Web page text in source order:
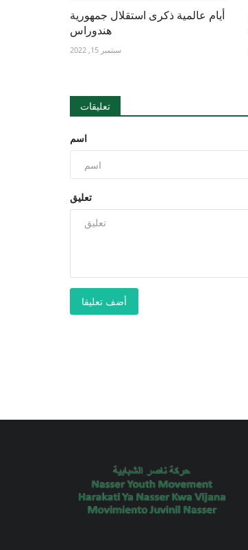
أيام عالمية ذكرى استقلال جمهورية
هندوراس
سبتمبر 15, 2022
تعليقات
اسم
تعليق
أضف تعليقا